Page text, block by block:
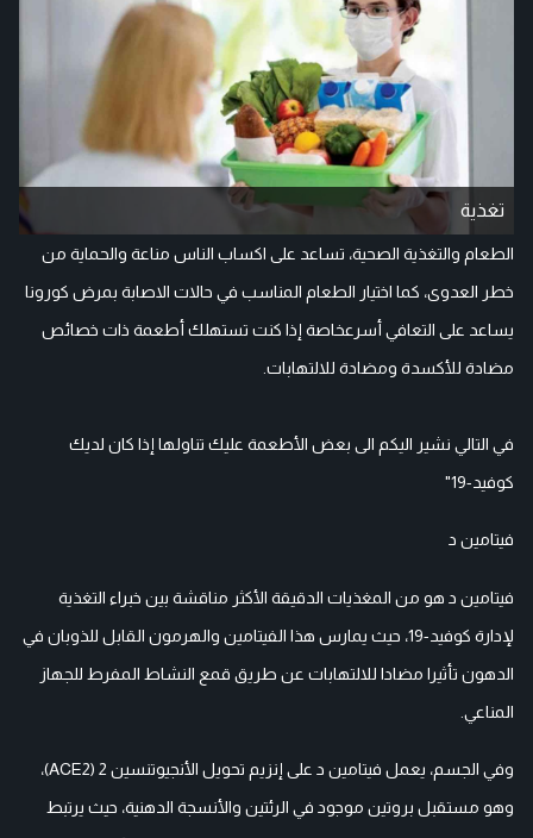
تغذية
الطعام والتغذية الصحية، تساعد على اكساب الناس مناعة والحماية من
خطر العدوى، كما اختيار الطعام المناسب في حالات الاصابة بمرض كورونا
يساعد على التعافي أسرعخاصة إذا كنت تستهلك أطعمة ذات خصائص
مضادة للأكسدة ومضادة للالتهابات.
في التالي نشير اليكم الى بعض الأطعمة عليك تناولها إذا كان لديك
كوفيد-19"
فيتامين د
فيتامين د هو من المغذيات الدقيقة الأكثر مناقشة بين خبراء التغذية
لإدارة كوفيد-19، حيث يمارس هذا الفيتامين والهرمون القابل للذوبان في
الدهون تأثيرا مضادا للالتهابات عن طريق قمع النشاط المفرط للجهاز
المناعي.
وفي الجسم، يعمل فيتامين د على إنزيم تحويل الأنجيوتنسين 2 (ACE2)،
وهو مستقبل بروتين موجود في الرئتين والأنسجة الدهنية، حيث يرتبط